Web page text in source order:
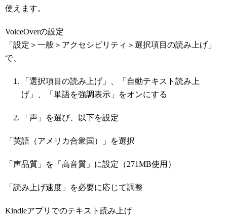
使えます。
VoiceOverの設定
「設定＞一般＞アクセシビリティ＞選択項目の読み上げ」
で、
「選択項目の読み上げ」、「自動テキスト読み上
げ」、「単語を強調表示」をオンにする
「声」を選び、以下を設定
「英語（アメリカ合衆国）」を選択
「声品質」を「高音質」に設定（271MB使用）
「読み上げ速度」を必要に応じて調整
Kindleアプリでのテキスト読み上げ